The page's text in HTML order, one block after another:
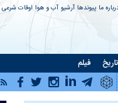
ما پیوندها آرشیو آب و هوا اوقات شرعی
تاریخ فیلم